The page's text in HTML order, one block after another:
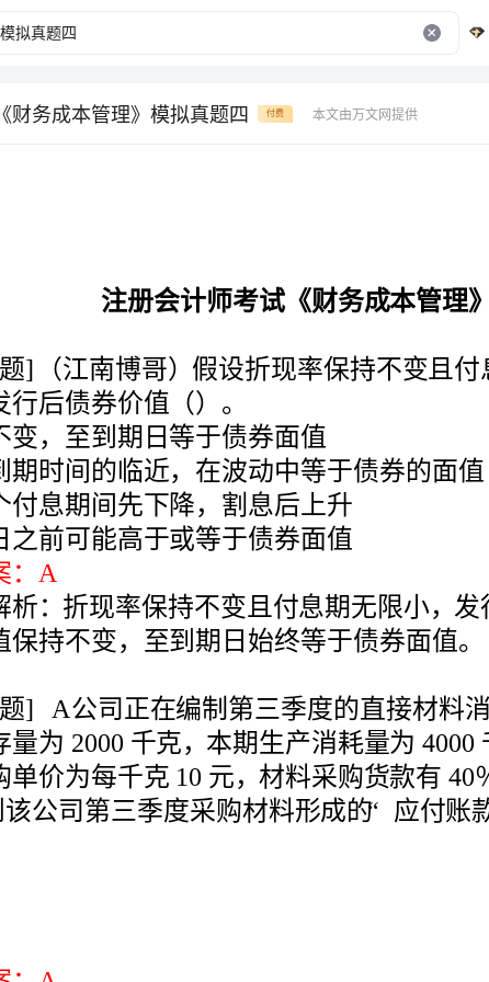
财务成本管理》模拟真题四 付费 本文由万文网提供
B.随着到期时间的临近，在波动中等于债券的面值
C.在两个付息期间先下降，割息后上升
D.到期日之前可能高于或等于债券面值
债券价值保持不变，至到期日始终等于债券面值。
付清。则该公司第三季度采购材料形成的“应付账款”期末余额预计为(
参考解析：第三季度采购量=(生产需用量+期末存量)-期初存量
=4000+1000-2000=3000(千克)，